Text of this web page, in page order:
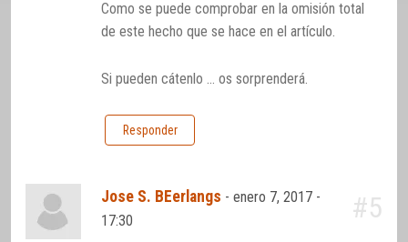
Como se puede comprobar en la omisión total
de este hecho que se hace en el artículo.
Si pueden cátenlo … os sorprenderá.
Responder
Jose S. BEerlangs -enero 7, 2017 -
17:30
#5